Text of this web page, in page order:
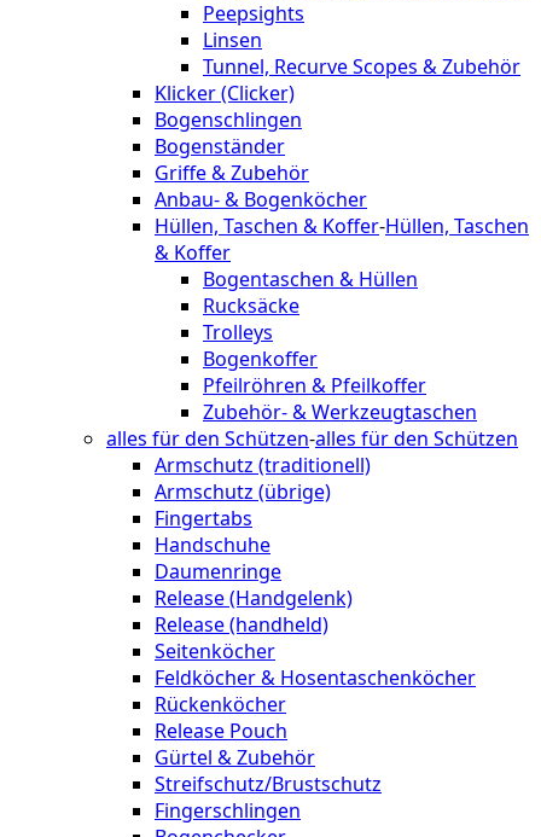
Peepsights
Linsen
Tunnel, Recurve Scopes & Zubehör
Klicker (Clicker)
Bogenschlingen
Bogenständer
Griffe & Zubehör
Anbau- & Bogenköcher
Hüllen, Taschen & Koffer-Hüllen, Taschen
& Koffer
Bogentaschen & Hüllen
Rucksäcke
Trolleys
Bogenkoffer
Pfeilröhren & Pfeilkoffer
Zubehör- & Werkzeugtaschen
alles für den Schützen-alles für den Schützen
Armschutz (traditionell)
Armschutz (übrige)
Fingertabs
Handschuhe
Daumenringe
Release (Handgelenk)
Release (handheld)
Seitenköcher
Feldköcher & Hosentaschenköcher
Rückenköcher
Release Pouch
Gürtel & Zubehör
Streifschutz/Brustschutz
Fingerschlingen